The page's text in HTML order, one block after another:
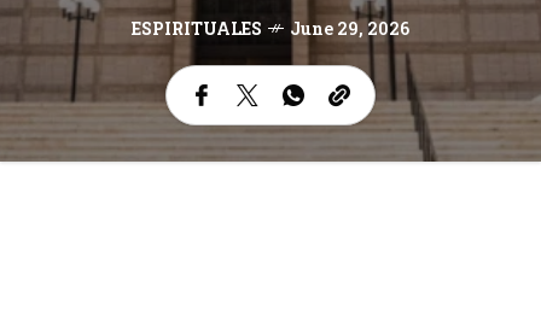
ESPIRITUALES June 29, 2026